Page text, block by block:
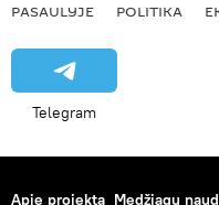
PASAULYJE POLITIKA
Telegram
Apie projektą Medžiagų